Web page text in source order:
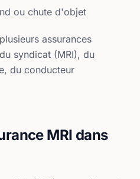
ou chute d'objet
assurances
syndicat (MRI), du
du conducteur
MRI dans